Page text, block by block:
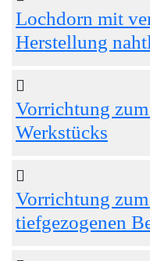
Lochdorn mit
Herstellung
Vorrichtung
Werkstücks
Vorrichtung
tiefgezogenen